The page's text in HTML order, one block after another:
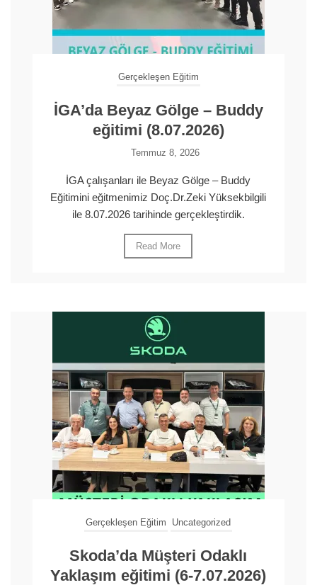
Gerçekleşen Eğitim
İGA’da Beyaz Gölge – Buddy
eğitimi (8.07.2026)
Temmuz 8, 2026
İGA çalışanları ile Beyaz Gölge – Buddy
Eğitimini eğitmenimiz Doç.Dr.Zeki Yüksekbilgili
ile 8.07.2026 tarihinde gerçekleştirdik.
Read More
Gerçekleşen Eğitim Uncategorized
Skoda’da Müşteri Odaklı
Yaklaşım eğitimi (6-7.07.2026)